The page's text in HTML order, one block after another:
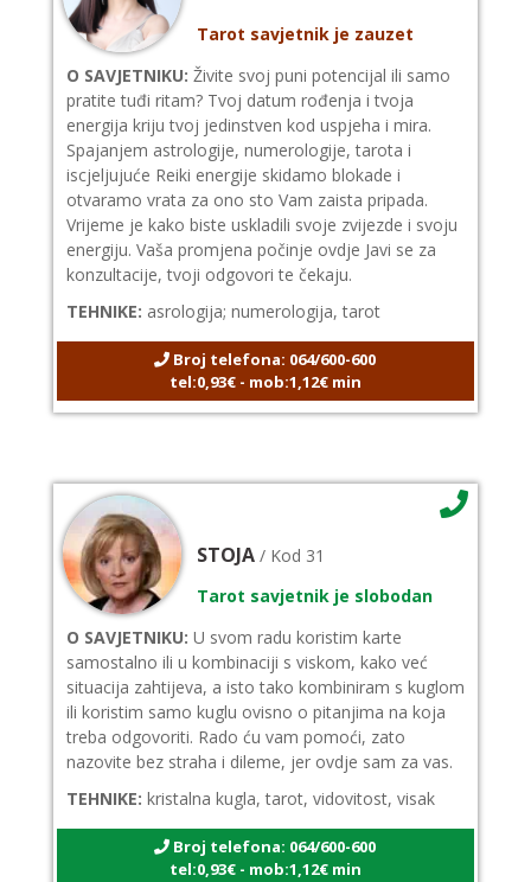
Tarot savjetnik je zauzet
O SAVJETNIKU: Živite svoj puni potencijal ili samo
pratite tuđi ritam? Tvoj datum rođenja i tvoja
energija kriju tvoj jedinstven kod uspjeha i mira.
Spajanjem astrologije, numerologije, tarota i
iscjeljujuće Reiki energije skidamo blokade i
otvaramo vrata za ono sto Vam zaista pripada.
Vrijeme je kako biste uskladili svoje zvijezde i svoju
energiju. Vaša promjena počinje ovdje Javi se za
konzultacije, tvoji odgovori te čekaju.
TEHNIKE: asrologija; numerologija, tarot
Broj telefona: 064/600-600
tel:0,93€ - mob:1,12€ min
STOJA / Kod 31
Tarot savjetnik je slobodan
O SAVJETNIKU: U svom radu koristim karte
samostalno ili u kombinaciji s viskom, kako već
situacija zahtijeva, a isto tako kombiniram s kuglom
ili koristim samo kuglu ovisno o pitanjima na koja
treba odgovoriti. Rado ću vam pomoći, zato
nazovite bez straha i dileme, jer ovdje sam za vas.
TEHNIKE: kristalna kugla, tarot, vidovitost, visak
Broj telefona: 064/600-600
tel:0,93€ - mob:1,12€ min